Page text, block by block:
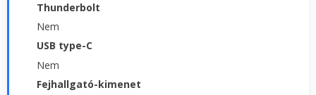
Thunderbolt
Nem
USB type-C
Nem
Fejhallgató-kimenet